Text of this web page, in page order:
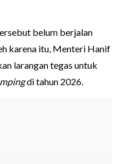
belum berjalan
karena itu, Menteri Hanif
larangan tegas untuk
di tahun 2026.